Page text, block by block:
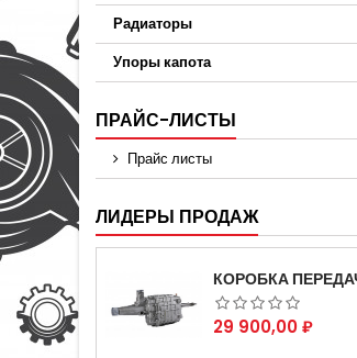
Радиаторы
Упоры капота
ПРАЙС-ЛИСТЫ
Прайс листы
ЛИДЕРЫ ПРОДАЖ
Цена
29 900,00 ₽